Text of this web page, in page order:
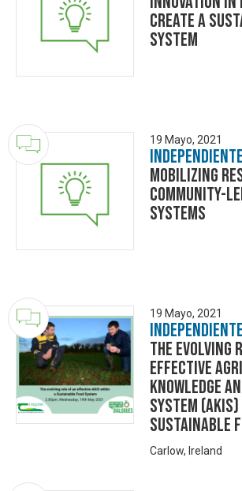
Create a
System
19 Mayo, 2021
Mobilizing
Community-
Systems
19 Mayo, 2021
The evolving
effective
Knowledge
System
sustainable
Carlow, Ireland